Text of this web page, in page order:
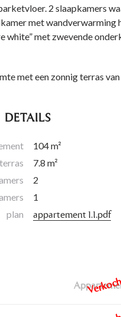
2 slaapkamers
met
white” met zwevende
met een zonnig terras
DETAILS
104 m²
7.8 m²
2
1
plan
appartement 1.1.pdf